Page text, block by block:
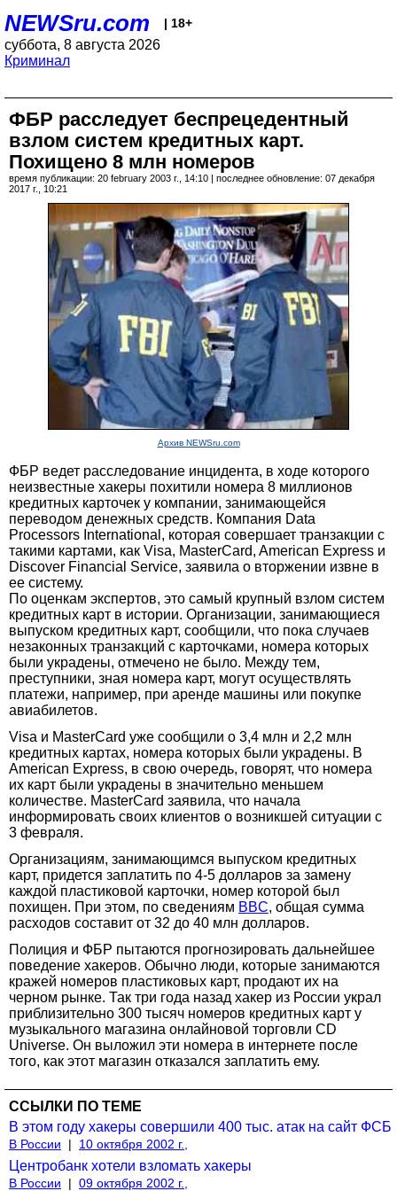
NEWSru.com | 18+
суббота, 8 августа 2026
Криминал
ФБР расследует беспрецедентный
взлом систем кредитных карт.
Похищено 8 млн номеров
время публикации: 20 february 2003 г., 14:10 | последнее обновление: 07 декабря
2017 г., 10:21
Архив NEWSru.com
ФБР ведет расследование инцидента, в ходе которого
неизвестные хакеры похитили номера 8 миллионов
кредитных карточек у компании, занимающейся
переводом денежных средств. Компания Data
Processors International, которая совершает транзакции с
такими картами, как Visa, MasterCard, American Express и
Discover Financial Service, заявила о вторжении извне в
ее систему.
По оценкам экспертов, это самый крупный взлом систем
кредитных карт в истории. Организации, занимающиеся
выпуском кредитных карт, сообщили, что пока случаев
незаконных транзакций с карточками, номера которых
были украдены, отмечено не было. Между тем,
преступники, зная номера карт, могут осуществлять
платежи, например, при аренде машины или покупке
авиабилетов.
Visa и MasterCard уже сообщили о 3,4 млн и 2,2 млн
кредитных картах, номера которых были украдены. В
American Express, в свою очередь, говорят, что номера
их карт были украдены в значительно меньшем
количестве. MasterCard заявила, что начала
информировать своих клиентов о возникшей ситуации с
3 февраля.
Организациям, занимающимся выпуском кредитных
карт, придется заплатить по 4-5 долларов за замену
каждой пластиковой карточки, номер которой был
похищен. При этом, по сведениям BBC, общая сумма
расходов составит от 32 до 40 млн долларов.
Полиция и ФБР пытаются прогнозировать дальнейшее
поведение хакеров. Обычно люди, которые занимаются
кражей номеров пластиковых карт, продают их на
черном рынке. Так три года назад хакер из России украл
приблизительно 300 тысяч номеров кредитных карт у
музыкального магазина онлайновой торговли CD
Universe. Он выложил эти номера в интернете после
того, как этот магазин отказался заплатить ему.
ССЫЛКИ ПО ТЕМЕ
В этом году хакеры совершили 400 тыс. атак на сайт ФСБ
В России | 10 октября 2002 г.,
Центробанк хотели взломать хакеры
В России | 09 октября 2002 г.,